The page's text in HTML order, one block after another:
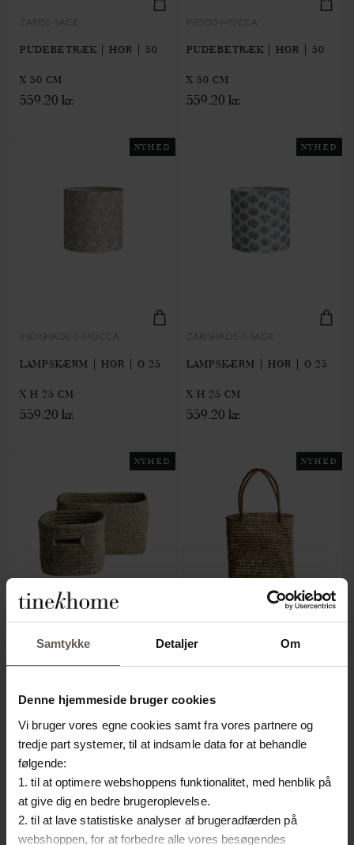
Samtykke Detaljer Om
Denne hjemmeside bruger cookies
Vi bruger vores egne cookies samt fra vores partnere og
tredje part systemer, til at indsamle data for at behandle
følgende:
1. til at optimere webshoppens funktionalitet, med henblik på
at give dig en bedre brugeroplevelse.
2. til at lave statistiske analyser af brugeradfærden på
webshoppen, for at forbedre alle vores besøgendes
ZARI50-SAGE
PUDEBETRÆK | HØR | 50
X 50 CM
559.20 kr.
INDI50-MOCCA
PUDEBETRÆK | HØR | 50
X 50 CM
559.20 kr.
NYHED
INDISHADE-S-MOCCA
LAMPSKÆRM | HØR | Ø 25
X H 25 CM
559.20 kr.
NYHED
ZARISHADE-S-SAGE
LAMPSKÆRM | HØR | Ø 25
X H 25 CM
559.20 kr.
NYHED
DATE-BASKET2Z
STK
479.20 kr.
NYHED
BANU-BAG-L
399.20 kr.
NYHED